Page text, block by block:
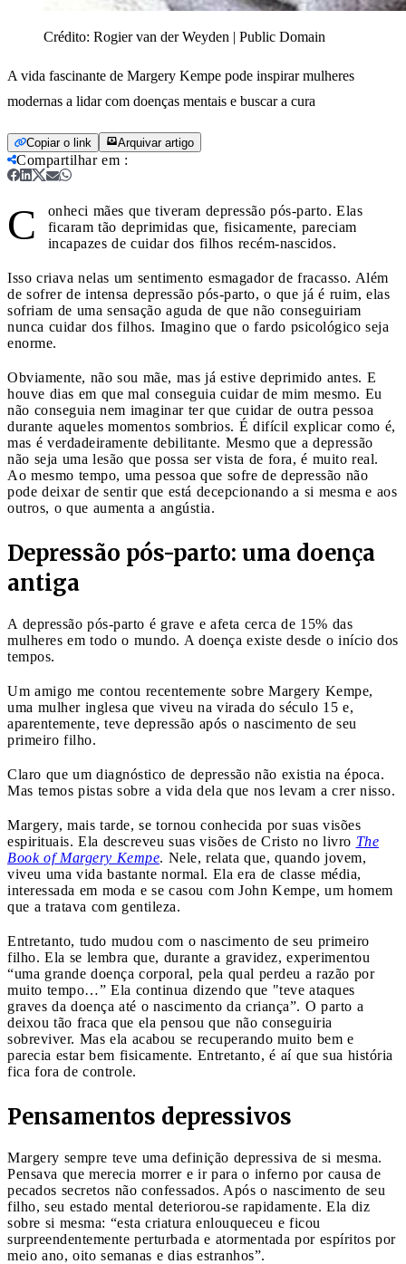
Crédito: Rogier van der Weyden | Public Domain
A vida fascinante de Margery Kempe pode inspirar mulheres
modernas a lidar com doenças mentais e buscar a cura
Copiar o link Arquivar artigo
Compartilhar em :
C
onheci mães que tiveram depressão pós-parto. Elas
ficaram tão deprimidas que, fisicamente, pareciam
incapazes de cuidar dos filhos recém-nascidos.
Isso criava nelas um sentimento esmagador de fracasso. Além
de sofrer de intensa depressão pós-parto, o que já é ruim, elas
sofriam de uma sensação aguda de que não conseguiriam
nunca cuidar dos filhos. Imagino que o fardo psicológico seja
enorme.
Obviamente, não sou mãe, mas já estive deprimido antes. E
houve dias em que mal conseguia cuidar de mim mesmo. Eu
não conseguia nem imaginar ter que cuidar de outra pessoa
durante aqueles momentos sombrios. É difícil explicar como é,
mas é verdadeiramente debilitante. Mesmo que a depressão
não seja uma lesão que possa ser vista de fora, é muito real.
Ao mesmo tempo, uma pessoa que sofre de depressão não
pode deixar de sentir que está decepcionando a si mesma e aos
outros, o que aumenta a angústia.
Depressão pós-parto: uma doença
antiga
A depressão pós-parto é grave e afeta cerca de 15% das
mulheres em todo o mundo. A doença existe desde o início dos
tempos.
Um amigo me contou recentemente sobre Margery Kempe,
uma mulher inglesa que viveu na virada do século 15 e,
aparentemente, teve depressão após o nascimento de seu
primeiro filho.
Claro que um diagnóstico de depressão não existia na época.
Mas temos pistas sobre a vida dela que nos levam a crer nisso.
Margery, mais tarde, se tornou conhecida por suas visões
espirituais. Ela descreveu suas visões de Cristo no livro The
Book of Margery Kempe. Nele, relata que, quando jovem,
viveu uma vida bastante normal. Ela era de classe média,
interessada em moda e se casou com John Kempe, um homem
que a tratava com gentileza.
Entretanto, tudo mudou com o nascimento de seu primeiro
filho. Ela se lembra que, durante a gravidez, experimentou
“uma grande doença corporal, pela qual perdeu a razão por
muito tempo…” Ela continua dizendo que "teve ataques
graves da doença até o nascimento da criança”. O parto a
deixou tão fraca que ela pensou que não conseguiria
sobreviver. Mas ela acabou se recuperando muito bem e
parecia estar bem fisicamente. Entretanto, é aí que sua história
fica fora de controle.
Pensamentos depressivos
Margery sempre teve uma definição depressiva de si mesma.
Pensava que merecia morrer e ir para o inferno por causa de
pecados secretos não confessados. Após o nascimento de seu
filho, seu estado mental deteriorou-se rapidamente. Ela diz
sobre si mesma: “esta criatura enlouqueceu e ficou
surpreendentemente perturbada e atormentada por espíritos por
meio ano, oito semanas e dias estranhos”.